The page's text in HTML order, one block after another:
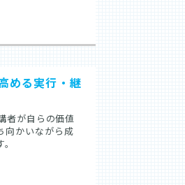
める実行・継
者が自らの価値
向かいながら成